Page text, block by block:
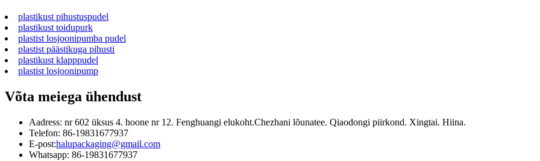
plastikust pihustuspudel
plastikust toidupurk
plastist losjoonipumba pudel
plastist päästikuga pihusti
plastikust klapppudel
plastist losjoonipump
Võta meiega ühendust
Aadress: nr 602 üksus 4. hoone nr 12. Fenghuangi elukoht.Chezhani lõunatee. Qiaodongi piirkond. Xingtai. Hiina.
Telefon: 86-19831677937
E-post:halupackaging@gmail.com
Whatsapp: 86-19831677937